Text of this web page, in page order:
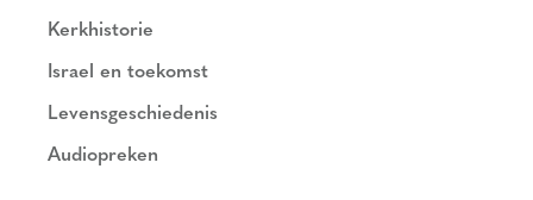
Kerkhistorie
Israel en toekomst
Levensgeschiedenis
Audiopreken